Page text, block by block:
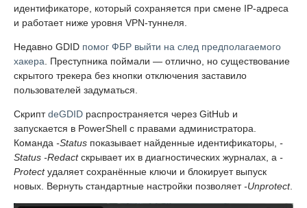
идентификаторе, который сохраняется при смене IP-адреса
и работает ниже уровня VPN-туннеля.
Недавно GDID помог ФБР выйти на след предполагаемого
хакера . Преступника поймали — отлично, но существование
скрытого трекера без кнопки отключения заставило
пользователей задуматься.
СкриптdeGDID распространяется через GitHub и
запускается в PowerShell с правами администратора.
Команда -Status показывает найденные идентификаторы, -
Status -Redactскрывает их в диагностических журналах, а -
Protectудаляет сохранённые ключи и блокирует выпуск
новых. Вернуть стандартные настройки позволяет-Unprotect.